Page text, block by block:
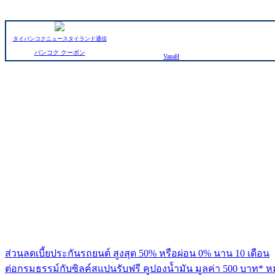
タイバンコクニュースタイランド通信
バンコク クーポン
VanaH
ส่วนลดเบี้ยประกันรถยนต์ สูงสุด 50% หรือผ่อน 0% นาน 10 เดือน
ต่อกรมธรรม์กับซิลค์สแปนรับฟรี คูปองน้ำมัน มูลค่า 500 บาท* ห